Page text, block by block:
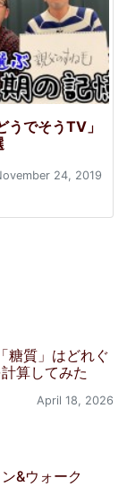
うでそうTV」
24, 2019
糖質」はどれぐ
算してみた
April 18, 2026
&ウォーク